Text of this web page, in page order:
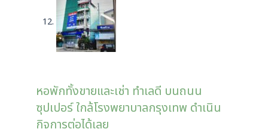
หอพักทั้งขายและเช่า ทำเลดี บนถนน
ซุปเปอร์ ใกล้โรงพยาบาลกรุงเทพ ดำเนิน
กิจการต่อได้เลย